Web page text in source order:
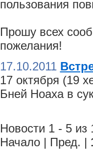
пользования
Прошу всех
пожелания!
17.10.2011
17 октября (19
Бней Ноаха в
Новости 1 - 5 из
Начало | Пред. |